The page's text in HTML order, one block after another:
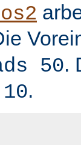
50.
10.